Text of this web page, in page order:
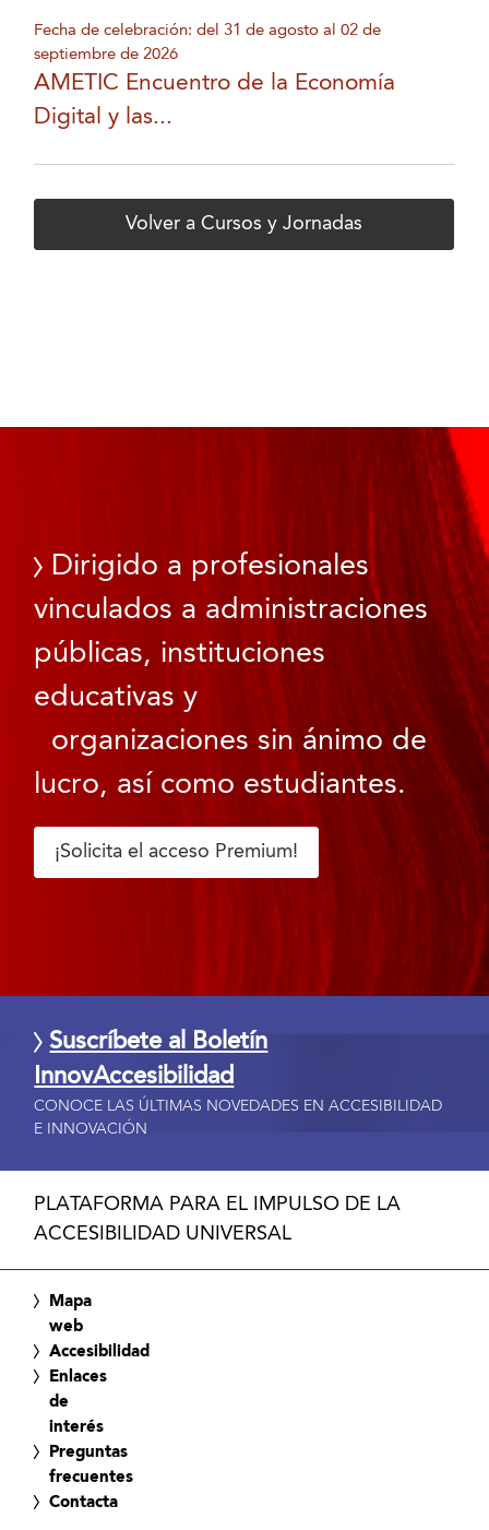
Fecha de celebración: del 31 de agosto al 02 de
septiembre de 2026
AMETIC Encuentro de la Economía
Digital y las...
Volver a Cursos y Jornadas
Dirigido a profesionales
vinculados a administraciones
públicas, instituciones
educativas y
organizaciones sin ánimo de
lucro, así como estudiantes.
¡Solicita el acceso Premium!
Suscríbete al Boletín
InnovAccesibilidad
CONOCE LAS ÚLTIMAS NOVEDADES EN ACCESIBILIDAD
E INNOVACIÓN
PLATAFORMA PARA EL IMPULSO DE LA
ACCESIBILIDAD UNIVERSAL
Mapa
web
Accesibilidad
Enlaces
de
interés
Preguntas
frecuentes
Contacta